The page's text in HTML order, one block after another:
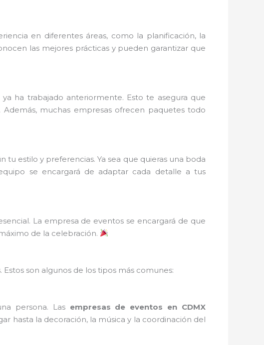
en diferentes áreas, como la planificación, la
las mejores prácticas y pueden garantizar que
ha trabajado anteriormente. Esto te asegura que
muchas empresas ofrecen paquetes todo
tu estilo y preferencias. Ya sea que quieras una boda
se encargará de adaptar cada detalle a tus
La empresa de eventos se encargará de que
de la celebración.
son algunos de los tipos más comunes:
persona. Las empresas de eventos en CDMX
hasta la decoración, la música y la coordinación del